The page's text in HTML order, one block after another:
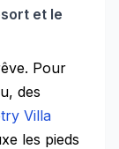
et le
Pour
des
Villa
les pieds